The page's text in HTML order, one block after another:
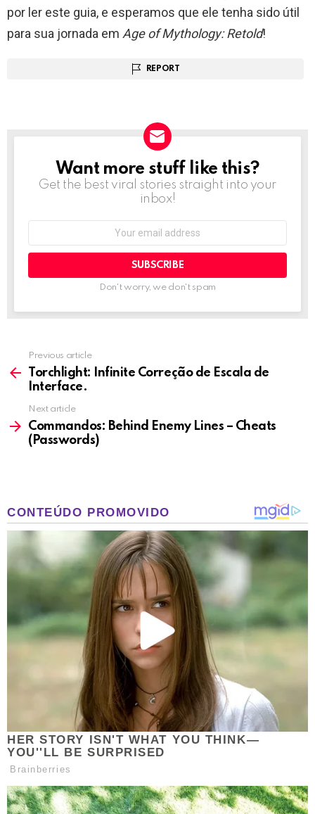
por ler este guia, e esperamos que ele tenha sido útil
para sua jornada em Age of Mythology: Retold!
REPORT
NEWSLETTER
Want more stuff like this?
Get the best viral stories straight into your
inbox!
Don't worry, we don't spam
more
Previous article
Torchlight: Infinite Correção de Escala de
Interface.
Next article
Commandos: Behind Enemy Lines – Cheats
(Passwords)